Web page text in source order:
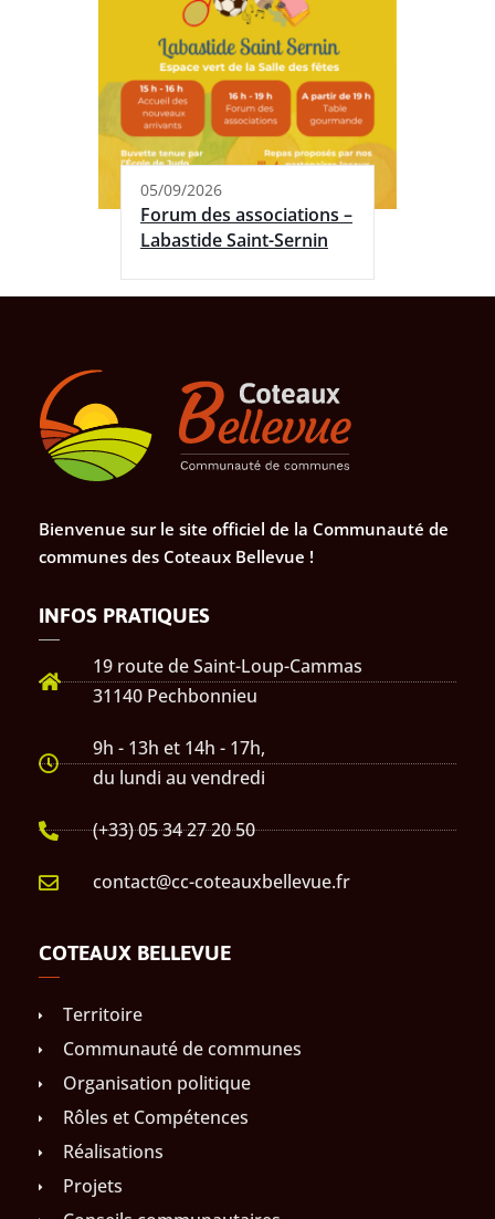
05/09/2026
Forum des associations –
Labastide Saint-Sernin
Bienvenue sur le site officiel de la Communauté de
communes des Coteaux Bellevue !
INFOS PRATIQUES
19 route de Saint-Loup-Cammas
31140 Pechbonnieu
9h - 13h et 14h - 17h,
du lundi au vendredi
(+33) 05 34 27 20 50
contact@cc-coteauxbellevue.fr
COTEAUX BELLEVUE
Territoire
Communauté de communes
Organisation politique
Rôles et Compétences
Réalisations
Projets